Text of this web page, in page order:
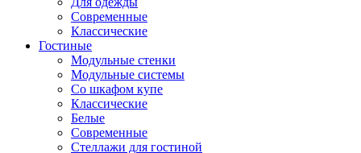
Современные
Классические
Гостиные
Модульные стенки
Модульные системы
Со шкафом купе
Классические
Белые
Современные
Стеллажи для гостиной